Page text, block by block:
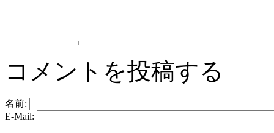
コメントを投稿する
名前:
E-Mail: